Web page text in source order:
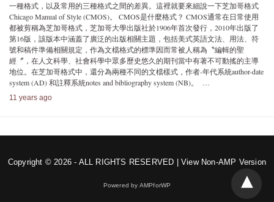
一種格式，以及常用的三種格式之間的差異。這裡就要來細說一下芝加哥格式
Chicago Manual of Style (CMOS)。 CMOS是什麼格式？ CMOS通常在日常使用
都被剪稱為芝加哥格式，芝加哥大學出版社於1906年首次發行，2010年出版了
第16版，該版本中涵蓋了廣泛的出版相關主題，包括美式英語文法、用法、符
號和稿件準備相關規定，作為文檔格式的標準因而常被人稱為〝編輯的聖
經〞，在人文科學、社會科學中眾多歷史悠久的期刊當中有著不可動搖的主導
地位。在芝加哥格式中，還分為兩種不同的文檔樣式，作者-年代系統author-date
system (AD) 和註釋系統notes and bibliography system (NB)。 …
11 years ago
Copyright © 2026 - ALL RIGHTS RESERVED |View Non-AMP Version
Powered by AMPforWP